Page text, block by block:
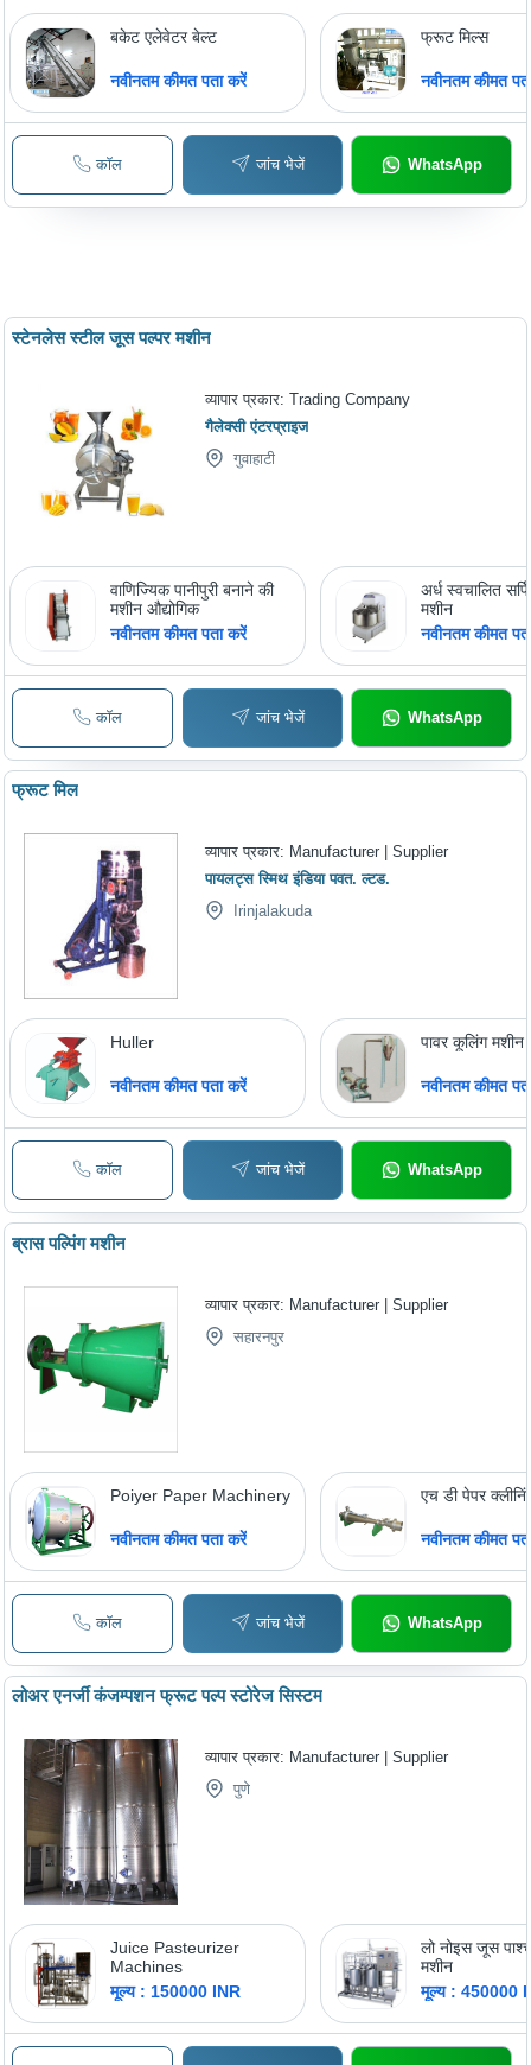
बकेट एलेवेटर बेल्ट
नवीनतम कीमत पता करें
फ्रूट मिल्स
नवीनतम कीमत
कॉल जांच भेजें WhatsApp
स्टेनलेस स्टील जूस पल्पर मशीन
व्यापार प्रकार:Trading Company
गैलेक्सी एंटरप्राइज
गुवाहाटी
वाणिज्यिक पानीपुरी बनाने की
मशीन औद्योगिक
नवीनतम कीमत पता करें
अर्ध स्वचालित
मशीन
नवीनतम कीमत
कॉल जांच भेजें WhatsApp
फ्रूट मिल
व्यापार प्रकार: Manufacturer | Supplier
पायलट्स स्मिथ इंडिया पवत. ल्टड.
Irinjalakuda
Huller
नवीनतम कीमत पता करें
पावर कूलिंग मशीन
नवीनतम कीमत
कॉल जांच भेजें WhatsApp
ब्रास पल्पिंग मशीन
व्यापार प्रकार: Manufacturer | Supplier
सहारनपुर
Poiyer Paper Machinery
नवीनतम कीमत पता करें
एच डी पेपर
नवीनतम कीमत
कॉल जांच भेजें WhatsApp
लोअर एनर्जी कंजम्पशन फ्रूट पल्प स्टोरेज सिस्टम
व्यापार प्रकार: Manufacturer | Supplier
पुणे
Juice Pasteurizer
Machines
मूल्य : 150000 INR
लो नोइस जूस
मशीन
मूल्य : 450000